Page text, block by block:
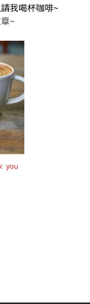
我喝杯咖啡~
~